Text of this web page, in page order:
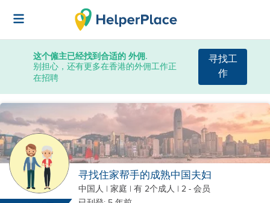
这个僱主已经找到合适的 外佣.
别担心，还有更多在香港的外佣工作正
在招聘
寻找工
作
寻找住家帮手的成熟中国夫妇
中国人 | 家庭 | 有 2个成人 | 2 - 会员